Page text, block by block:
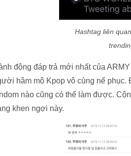
Hashtag liên
động đáp trả mới nhất của
hâm mộ Kpop vô cùng nể
nào cũng có thể làm được.
khen ngợi này.